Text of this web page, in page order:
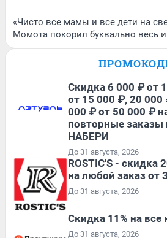
«Чисто все мамы и все дети на
Момота покорил буквально весь
Скидка 6 000 ₽ от
от 15 000 ₽, 20 000
000 ₽ от 50 000 ₽
повторные заказы
НАБЕРИ
До 31 августа, 2026
ROSTIC'S - скидка
на любой заказ от
До 31 августа, 2026
Скидка 11% на все
До 31 августа, 2026